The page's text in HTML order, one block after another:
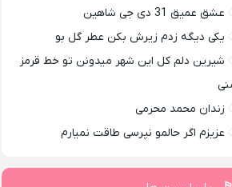
عشق عمیق 31 دی جی شاهین
یکی دیگه زدم زیرش بکن عطر گل بو
شیرین دلم کل این شهر میدونن تو خط قرمز
زندان محمد محرمی
عزیزم اگر حالمو نپرسی طاقت نمیارم